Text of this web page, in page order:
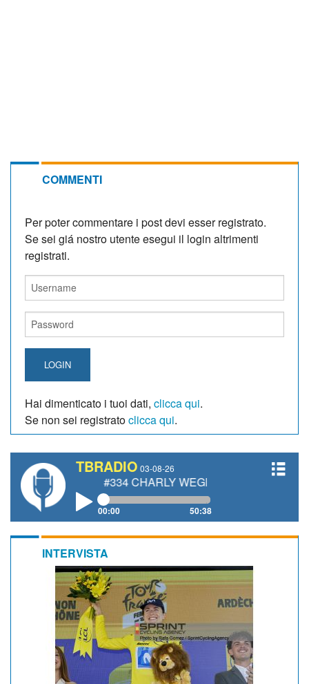
COMMENTI
Per poter commentare i post devi esser registrato.
Se sei giá nostro utente esegui il login altrimenti
registrati.
LOGIN
Hai dimenticato i tuoi dati, clicca qui.
Se non sei registratoclicca qui.
TBRADIO 03-08-26
#334 CHARLY WEGELIUS, MAURO GIANETTI,
00:00 50:38
INTERVISTA